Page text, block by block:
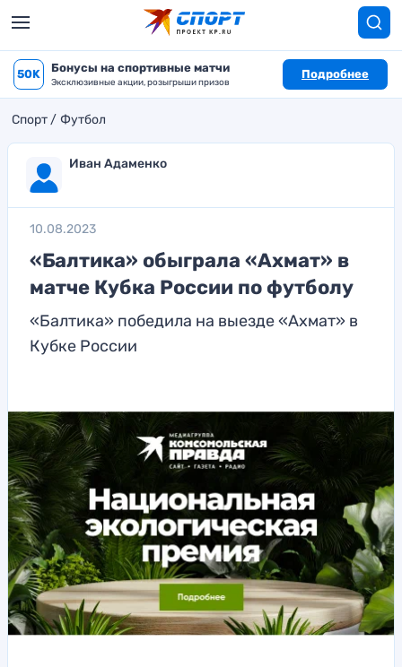
50K Бонусы на спортивные матчи
Эксклюзивные акции, розыгрыши призов
Подробнее
Спорт Футбол
Иван Адаменко
10.08.2023
«Балтика» обыграла «Ахмат» в
матче Кубка России по футболу
«Балтика» победила на выезде «Ахмат» в
Кубке России